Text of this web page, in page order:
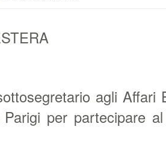
agli Affari
per partecipare